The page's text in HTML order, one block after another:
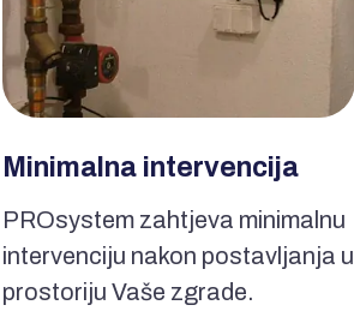
Minimalna intervencija
PROsystem zahtjeva minimalnu
intervenciju nakon postavljanja u
prostoriju Vaše zgrade.